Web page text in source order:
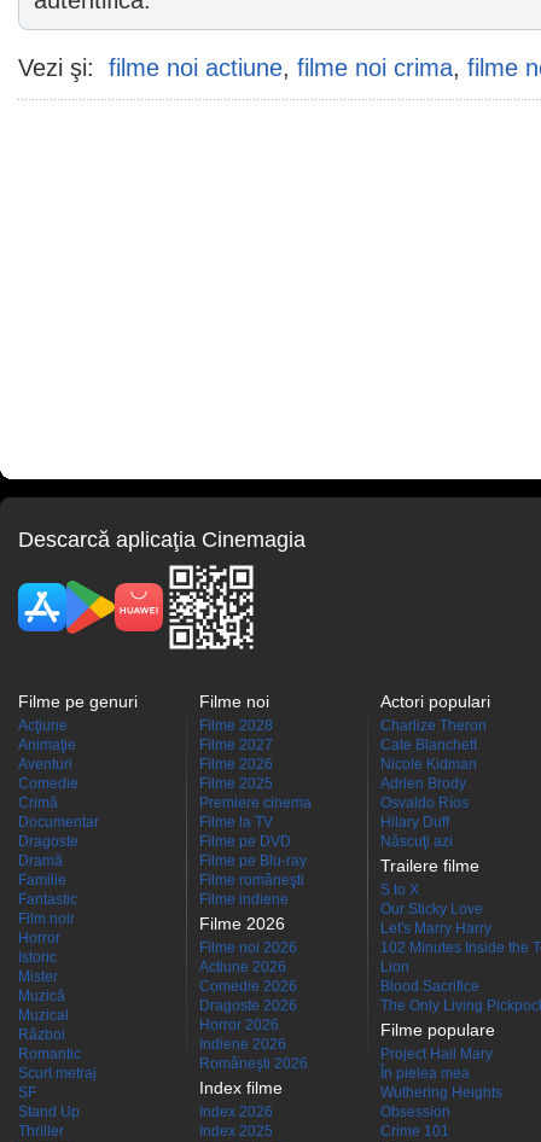
Vezi şi: filme noi actiune, filme noi crima, filme
Descarcă aplicaţia Cinemagia
Filme pe genuri
Acţiune
Animaţie
Aventuri
Comedie
Crimă
Documentar
Dragoste
Dramă
Familie
Fantastic
Film noir
Horror
Istoric
Mister
Muzică
Muzical
Război
Romantic
Scurt metraj
SF
Stand Up
Thriller
Filme noi
Filme 2028
Filme 2027
Filme 2026
Filme 2025
Premiere cinema
Filme la TV
Filme pe DVD
Filme pe Blu-ray
Filme româneşti
Filme indiene
Filme 2026
Filme noi 2026
Actiune 2026
Comedie 2026
Dragoste 2026
Horror 2026
Indiene 2026
Româneşti 2026
Index filme
Index 2026
Index 2025
Actori populari
Charlize Theron
Cate Blanchett
Nicole Kidman
Adrien Brody
Osvaldo Ríos
Hilary Duff
Născuţi azi
Trailere filme
S to X
Our Sticky Love
Let's Marry Harry
102 Minutes Inside the
Lion
Blood Sacrifice
The Only Living
Filme populare
Project Hail Mary
În pielea mea
Wuthering Heights
Obsession
Crime 101